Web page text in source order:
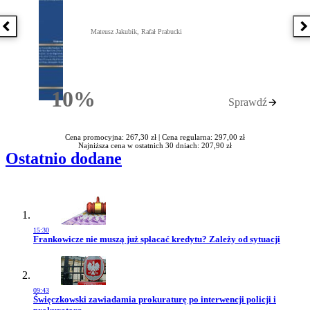
Poprzednia książka
10%Rabatu
Mateusz Jakubik, Rafał Prabucki
Sprawdź
Cena promocyjna: 267,30 zł | Cena regularna: 297,00 zł
Najniższa cena w ostatnich 30 dniach: 207,90 zł
Ostatnio dodane
15:30
Przejdź do artykułu:
Frankowicze nie muszą już spłacać kredytu? Zależy od sytuacji
09:43
Przejdź do artykułu:
Święczkowski zawiadamia prokuraturę po interwencji policji i